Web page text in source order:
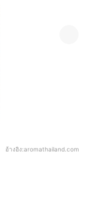
อ้างอิง:aromathailand.com